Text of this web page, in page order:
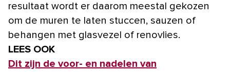
resultaat wordt er daarom meestal gekozen
om de muren te laten stuccen, sauzen of
behangen met glasvezel of renovlies.
LEES OOK
Dit zijn de voor- en nadelen van